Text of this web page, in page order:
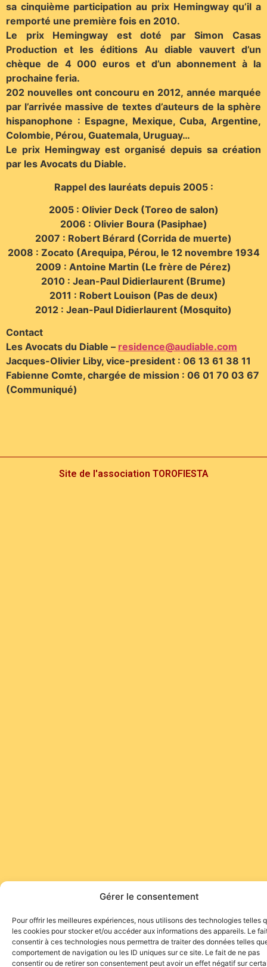
Gérer le consentement
Pour offrir les meilleures expériences, nous utilisons des technologies telles
les cookies pour stocker et/ou accéder aux informations des appareils. Le
consentir à ces technologies nous permettra de traiter des données telles
comportement de navigation ou les ID uniques sur ce site. Le fait de ne pas
consentir ou de retirer son consentement peut avoir un effet négatif sur
sa cinquième participation au prix Hemingway qu’il a
remporté une première fois en 2010.
Le prix Hemingway est doté par Simon Casas
Production et les éditions Au diable vauvert d’un
chèque de 4 000 euros et d’un abonnement à la
prochaine feria.
202 nouvelles ont concouru en 2012, année marquée
par l’arrivée massive de textes d’auteurs de la sphère
hispanophone : Espagne, Mexique, Cuba, Argentine,
Colombie, Pérou, Guatemala, Uruguay…
Le prix Hemingway est organisé depuis sa création
par les Avocats du Diable.
Rappel des lauréats depuis 2005 :
2005 : Olivier Deck (Toreo de salon)
2006 : Olivier Boura (Pasiphae)
2007 : Robert Bérard (Corrida de muerte)
2008 : Zocato (Arequipa, Pérou, le 12 novembre 1934
2009 : Antoine Martin (Le frère de Pérez)
2010 : Jean-Paul Didierlaurent (Brume)
2011 : Robert Louison (Pas de deux)
2012 : Jean-Paul Didierlaurent (Mosquito)
Contact
Les Avocats du Diable – residence@audiable.com
Jacques-Olivier Liby, vice-president : 06 13 61 38 11
Fabienne Comte, chargée de mission : 06 01 70 03 67
(Communiqué)
Site de l'association TOROFIESTA